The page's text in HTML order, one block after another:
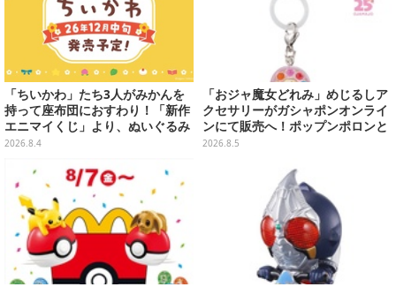
「ちいかわ」たち3人がみかんを
持って座布団におすわり！「新作
エニマイくじ」より、ぬいぐるみ
画像が初公開
2026.8.4
「おジャ魔女どれみ」めじるしア
クセサリーがガシャポンオンライ
ンにて販売へ！ポップンポロンと
魔法玉の2連チャームなど全9種
2026.8.5